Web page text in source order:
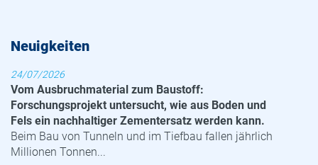
Neuigkeiten
24/07/2026
Vom Ausbruchmaterial zum Baustoff:
Forschungsprojekt untersucht, wie aus Boden und
Fels ein nachhaltiger Zementersatz werden kann.
Beim Bau von Tunneln und im Tiefbau fallen jährlich
Millionen Tonnen...